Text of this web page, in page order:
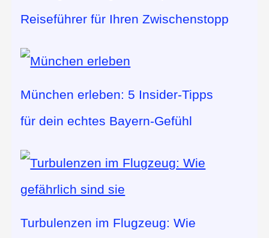
Reiseführer für Ihren Zwischenstopp
München erleben: 5 Insider-Tipps
für dein echtes Bayern-Gefühl
Turbulenzen im Flugzeug: Wie